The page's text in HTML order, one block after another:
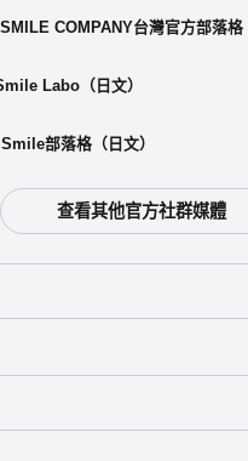
COMPANY台灣官方部落格
Labo（日文）
部落格（日文）
查看其他官方社群媒體
（英文）